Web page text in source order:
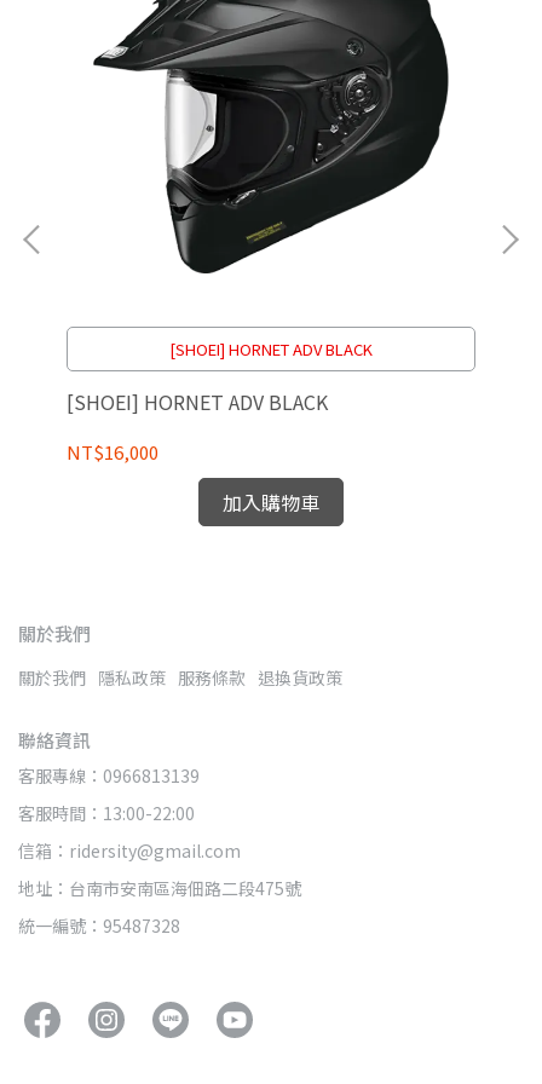
[SHOEI] HORNET ADV BLACK
[SHOEI] HORNET ADV BLACK
NT$16,000
加入購物車
關於我們
關於我們 隱私政策 服務條款 退換貨政策
聯絡資訊
客服專線：0966813139
客服時間：13:00-22:00
信箱：ridersity@gmail.com
地址：台南市安南區海佃路二段475號
統一編號：95487328